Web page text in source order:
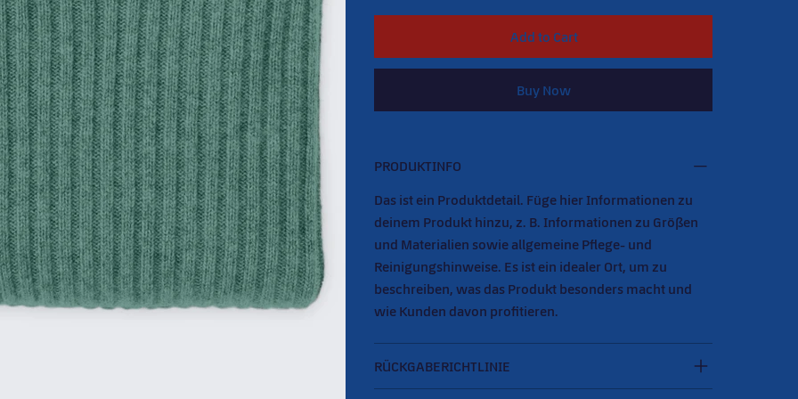
Add to Cart
Buy Now
PRODUKTINFO
Das ist ein Produktdetail. Füge hier Informationen zu
deinem Produkt hinzu, z. B. Informationen zu Größen
und Materialien sowie allgemeine Pflege- und
Reinigungshinweise. Es ist ein idealer Ort, um zu
beschreiben, was das Produkt besonders macht und
wie Kunden davon profitieren.
RÜCKGABERICHTLINIE